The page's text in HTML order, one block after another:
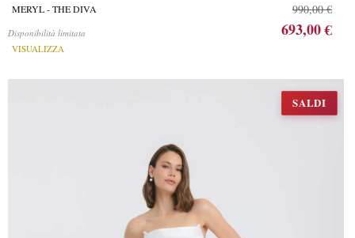
MERYL - THE DIVA
Disponibilità limitata
VISUALIZZA
990,00 €
693,00 €
SALDI